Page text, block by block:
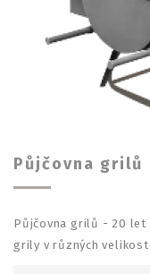
Půjčovna grilů
Půjčovna grilů - 20 let
grily v různých